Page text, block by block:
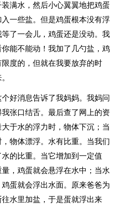
满水，然后小心翼翼地把鸡蛋
一些盐。但是鸡蛋根本没有浮
了一会儿，鸡蛋还是没动。我
能不能动！我加了几勺盐，鸡
度的，但就在我要放弃的时
好消息告诉了我妈妈。我妈问
张口结舌。最后查了网上的资
于水的浮力时，物体下沉；当
物体漂浮。水有比重。当我们
的比重。当它增加到一定值
，鸡蛋就会悬浮在水中；当水
蛋就会浮出水面。原来爸爸为
水里加盐，于是蛋就浮出来